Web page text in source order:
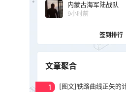
内蒙古海军陆战队
9小时前
签到排行
文章聚合
1 [图文]铁路曲线正矢的